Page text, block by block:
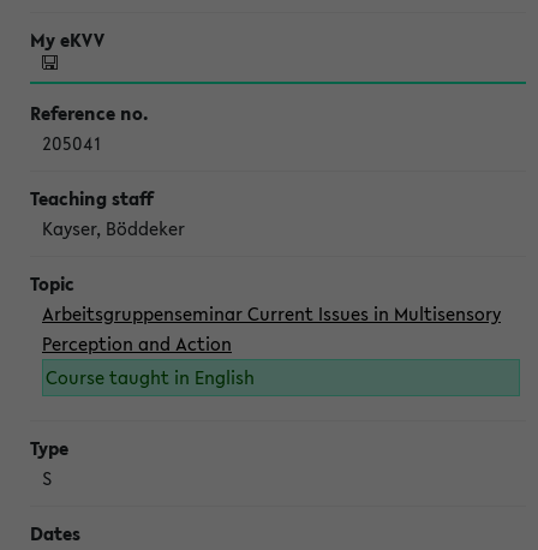
205041
Kayser, Böddeker
Arbeitsgruppenseminar Current Issues in Multisensory
Perception and Action
Course taught in English
S